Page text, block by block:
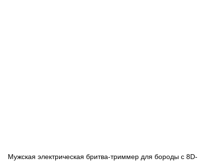
Мужская электрическая бритва-триммер для бороды с 8D-